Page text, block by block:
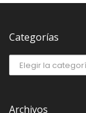
Categorías
Archivos